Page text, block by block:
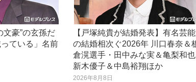
文豪”の玄孫だ
ている」名前
【戸塚純貴が結婚発表】有名芸
の結婚相次ぐ2026年 川口春奈＆
倉滉選手・田中みな実＆亀梨和
新木優子＆中島裕翔ほか
2026年8月8日